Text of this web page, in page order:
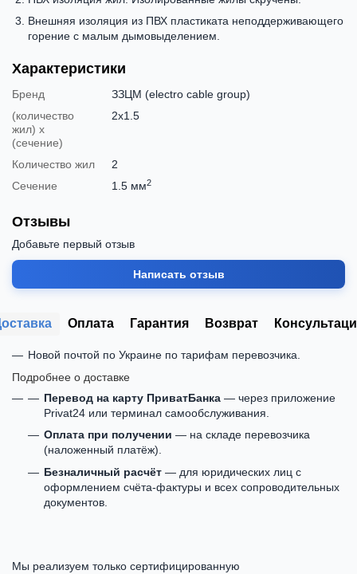
Внешняя изоляция из ПВХ пластиката неподдерживающего
горение с малым дымовыделением.
Характеристики
Бренд
ЗЗЦМ (electro cable group)
(количество
жил) х
(сечение)
2х1.5
Количество жил
2
Сечение
1.5 мм2
Отзывы
Добавьте первый отзыв
Написать отзыв
Оплата Гарантия Возврат
Новой почтой по Украине по тарифам перевозчика.
Подробнее о доставке
Перевод на карту ПриватБанка — через приложение
Privat24 или терминал самообслуживания.
Оплата при получении — на складе перевозчика
(наложенный платёж).
Безналичный расчёт — для юридических лиц с
оформлением счёта-фактуры и всех сопроводительных
документов.
Мы реализуем только сертифицированную